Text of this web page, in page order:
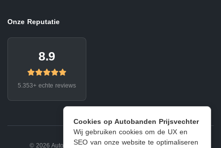
Cookies op Autobanden Prijsvechter
Wij gebruiken cookies om de UX en
SEO van onze website te optimaliseren
Onze Reputatie
8.9
5.353+ echte reviews
© 2026 Autobanden Prijsvechter. Privacy | Voorwaarden